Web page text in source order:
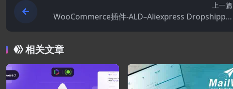
上一篇
WooCommerce插件-ALD–Aliexpress Dropshippin
g and Fulfillment for WooCommerce 2.1.5
相关文章